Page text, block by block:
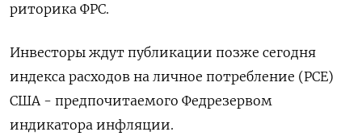
риторика ФРС.
Инвесторы ждут публикации позже сегодня
индекса расходов на личное потребление (PCE)
США - предпочитаемого Федрезервом
индикатора инфляции.